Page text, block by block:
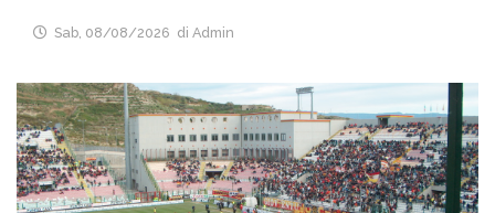
Sab, 08/08/2026 di Admin